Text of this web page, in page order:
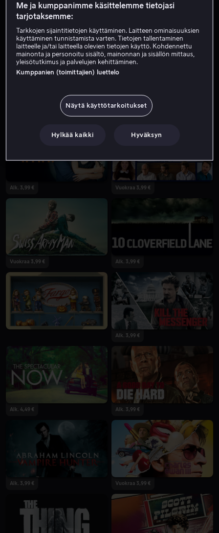
Alk. 4,99 € Alk. 4,99 €
Alk. 3,99 € Vuokraa 3,99 €
Vuokraa 3,99 € Alk. 3,99 €
Alk. 3,99 €
Alk. 4,49 € Alk. 3,99 €
Alk. 3,99 € Vuokraa 3,99 €
Me ja kumppanimme käsittelemme tietojasi
tarjotaksemme:
Tarkkojen sijaintitietojen käyttäminen. Laitteen ominaisuuksien
käyttäminen tunnistamista varten. Tietojen tallentaminen
laitteelle ja/tai laitteella olevien tietojen käyttö. Kohdennettu
mainonta ja personoitu sisältö, mainonnan ja sisällön mittaus,
yleisötutkimus ja palvelujen kehittäminen.
Kumppanien (toimittajien) luettelo
Näytä käyttötarkoitukset
Hylkää kaikki Hyväksyn